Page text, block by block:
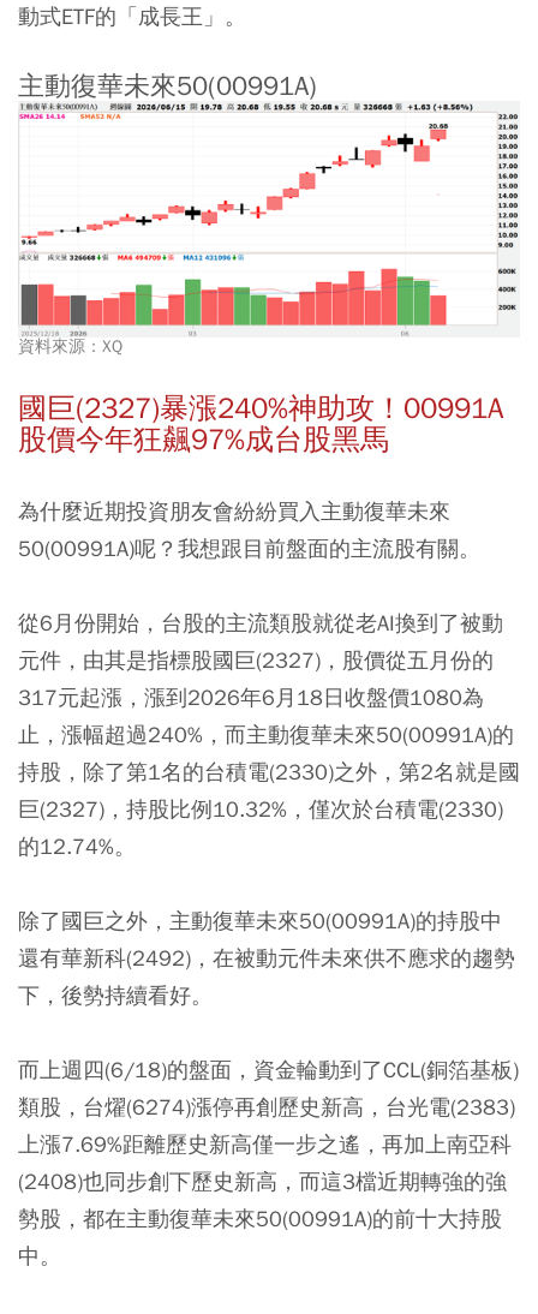
動式ETF的「成長王」。
主動復華未來50(00991A)
資料來源：XQ
國巨(2327)暴漲240%神助攻！00991A
股價今年狂飆97%成台股黑馬
為什麼近期投資朋友會紛紛買入主動復華未來
50(00991A)呢？我想跟目前盤面的主流股有關。
從6月份開始，台股的主流類股就從老AI換到了被動
元件，由其是指標股國巨(2327)，股價從五月份的
317元起漲，漲到2026年6月18日收盤價1080為
止，漲幅超過240%，而主動復華未來50(00991A)的
持股，除了第1名的台積電(2330)之外，第2名就是國
巨(2327)，持股比例10.32%，僅次於台積電(2330)
的12.74%。
除了國巨之外，主動復華未來50(00991A)的持股中
還有華新科(2492)，在被動元件未來供不應求的趨勢
下，後勢持續看好。
而上週四(6/18)的盤面，資金輪動到了CCL(銅箔基板)
類股，台燿(6274)漲停再創歷史新高，台光電(2383)
上漲7.69%距離歷史新高僅一步之遙，再加上南亞科
(2408)也同步創下歷史新高，而這3檔近期轉強的強
勢股，都在主動復華未來50(00991A)的前十大持股
中。